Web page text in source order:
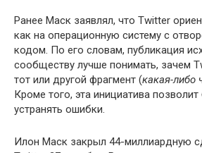
Ранее Маск заявлял, что Twitter
как на операционную систему с
кодом. По его словам, публикация
сообществу лучше понимать, зачем
тот или другой фрагмент (какая-либо
Кроме того, эта инициатива
устранять ошибки.
Илон Маск закрыл 44-миллиардную